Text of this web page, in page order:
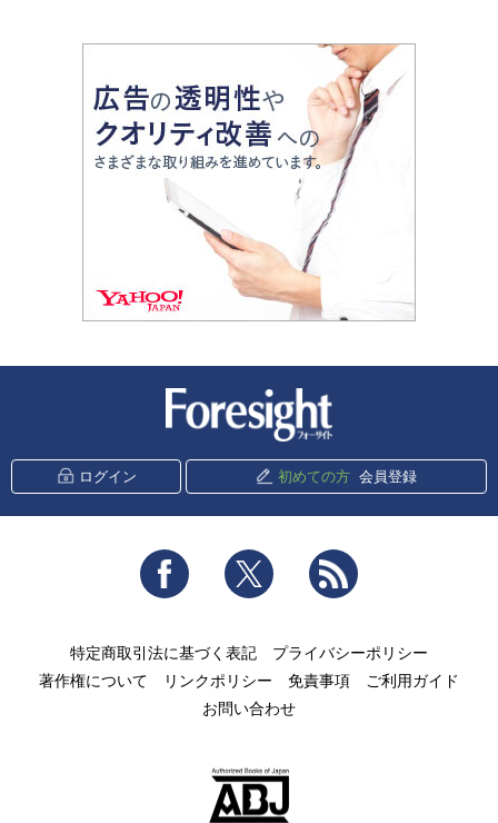
ログイン 初めての方 会員登録
Facebook Twitter
特定商取引法に基づく表記
プライバシーポリシー
著作権について
リンクポリシー 免責事項
ご利用ガイド
お問い合わせ